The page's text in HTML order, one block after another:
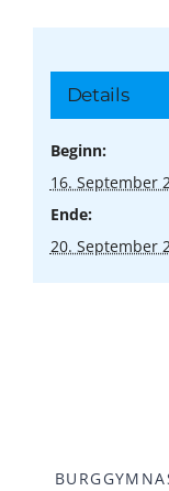
Details
Beginn:
16. September
Ende:
20. September